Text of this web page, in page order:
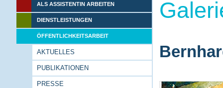
ALS ASSISTENTIN ARBEITEN
DIENSTLEISTUNGEN
ÖFFENTLICHKEITSARBEIT
AKTUELLES
PUBLIKATIONEN
PRESSE